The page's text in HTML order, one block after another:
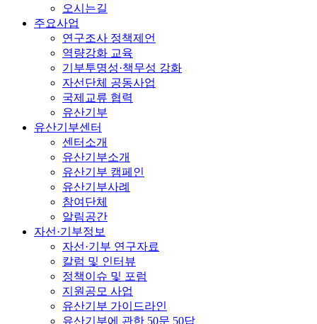
오시는길
주요사업
연구조사 정책제언
역량강화 교육
기부투명성·책무성 강화
자선단체 공동사업
국제교류 협력
유산기부
유산기부센터
센터소개
유산기부소개
유산기부 캠페인
유산기부사례
참여단체
알림공간
자선·기부정보
자선·기부 연구자료
칼럼 및 인터뷰
정책이슈 및 포럼
지원공모 사업
유산기부 가이드라인
유산기부에 관한 50문 50답